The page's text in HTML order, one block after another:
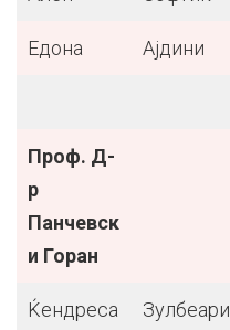
Едона Ајдини
Проф. Д-
р
Панчевск
и Горан
Ќендреса Зулбеари